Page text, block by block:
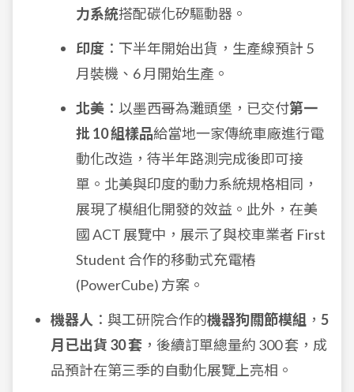
力系統搭配碳化矽驅動器。
印度 ：下半年開始出貨，生產線預計 5
月裝機、6 月開始生產。
北美 ：以墨西哥為灘頭堡，已交付第一
批 10 組樣品給當地一家傳統車廠進行電
動化改造，待半年路測完成後即可接
單。北美與印度的動力系統規格相同，
展現了模組化開發的效益。此外，在美
國 ACT 展覽中，展示了與校車業者 First
Student 合作的移動式充電樁
(PowerCube) 方案。
機器人 ：與工研院合作的機器狗關節模組 ， 5
月已出貨 30 套 ，後續訂單總量約 300 套，成
品預計在第三季的自動化展覽上亮相。